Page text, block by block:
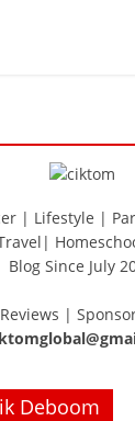
| Lifestyle |
Blog Since July
|
Deboom